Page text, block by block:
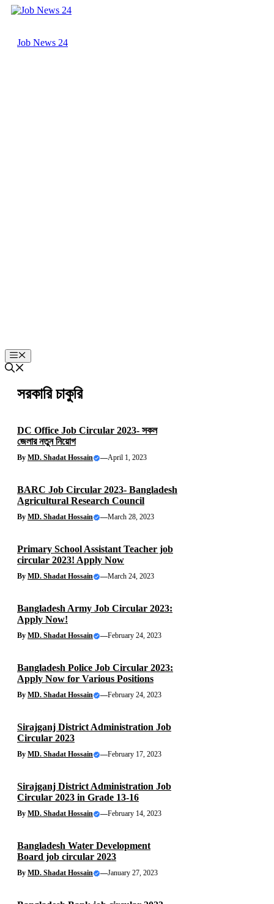
Skip
Job News 24
Menu
সরকারি চাকুরি
DC Office Job Circular 2023- সকল
জেলার নতুন নিয়োগ
By MD. Shadat Hossain —April 1, 2023
BARC Job Circular 2023- Bangladesh
Agricultural Research Council
By MD. Shadat Hossain —March 28, 2023
Primary School Assistant Teacher job
circular 2023! Apply Now
By MD. Shadat Hossain —March 24, 2023
Bangladesh Army Job Circular 2023:
Apply Now!
By MD. Shadat Hossain —February 24, 2023
Bangladesh Police Job Circular 2023:
Apply Now for Various Positions
By MD. Shadat Hossain —February 24, 2023
Sirajganj District Administration Job
Circular 2023
By MD. Shadat Hossain —February 17, 2023
Sirajganj District Administration Job
Circular 2023 in Grade 13-16
By MD. Shadat Hossain —February 14, 2023
Bangladesh Water Development
Board job circular 2023
By MD. Shadat Hossain —January 27, 2023